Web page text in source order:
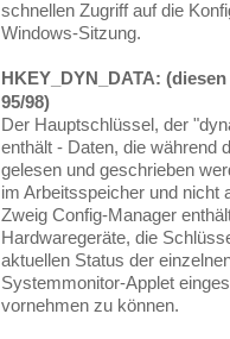
schnellen Zugriff auf die
Windows-Sitzung.
HKEY_DYN_DATA:
95/98)
Der Hauptschlüssel, der
enthält - Daten, die während
gelesen und geschrieben
im Arbeitsspeicher und nicht
Zweig Config-Manager
Hardwaregeräte, die
aktuellen Status der
Systemmonitor-Applet
vornehmen zu können.